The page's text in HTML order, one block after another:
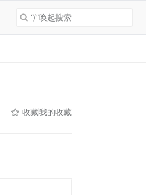
“/”唤起搜索
收藏我的收藏